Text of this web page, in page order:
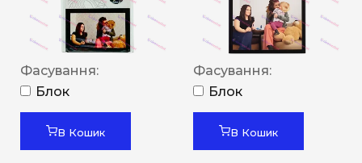
Фасування:
Блок
В Кошик
Фасування:
Блок
В Кошик